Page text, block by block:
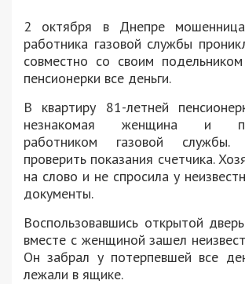
2 октября в Днепре
работника газовой службы
совместно со своим
пенсионерки все деньги.
В квартиру 81-летней
незнакомая женщина и
работником газовой
проверить показания счетчика.
на слово и не спросила у
документы.
Воспользовавшись открытой
вместе с женщиной зашел
Он забрал у потерпевшей все
лежали в ящике.